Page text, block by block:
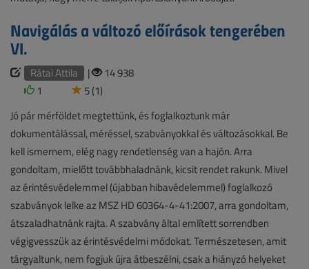
Navigálás a változó előírások tengerében
VI.
Rátai Attila |
14 938
1
5 (1)
Jó pár mérföldet megtettünk, és foglalkoztunk már
dokumentálással, méréssel, szabványokkal és változásokkal. Be
kell ismernem, elég nagy rendetlenség van a hajón. Arra
gondoltam, mielőtt továbbhaladnánk, kicsit rendet rakunk. Mivel
az érintésvédelemmel (újabban hibavédelemmel) foglalkozó
szabványok lelke az MSZ HD 60364-4-41:2007, arra gondoltam,
átszaladhatnánk rajta. A szabvány által említett sorrendben
végigvesszük az érintésvédelmi módokat. Természetesen, amit
tárgyaltunk, nem fogjuk újra átbeszélni, csak a hiányzó helyeket